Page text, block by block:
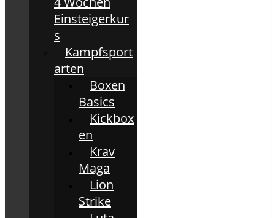
Einsteigerkur
s
Kampfsport
arten
Boxen
Basics
Kickbox
en
Krav
Maga
Lion
Strike